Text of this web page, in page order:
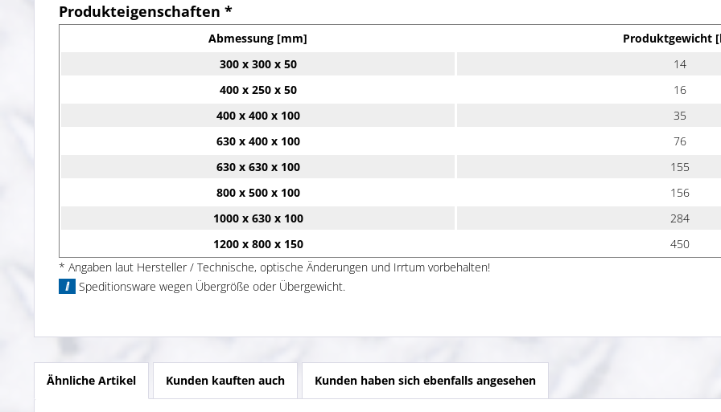
Produkteigenschaften *
Abmessung [mm]
Produktgewicht
300 x 300 x 50
14
400 x 250 x 50
16
400 x 400 x 100
35
630 x 400 x 100
76
630 x 630 x 100
155
800 x 500 x 100
156
1000 x 630 x 100
284
1200 x 800 x 150
450
* Angaben laut Hersteller / Technische, optische Änderungen und Irrtum vorbehalten!
ⅈ
Speditionsware wegen Übergröße oder Übergewicht.
Ähnliche Artikel Kunden kauften auch Kunden haben sich ebenfalls angesehen